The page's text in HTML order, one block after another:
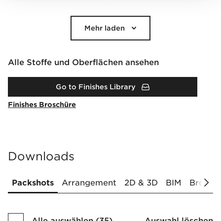
Mehr laden
Alle Stoffe und Oberflächen ansehen
Go to Finishes Library
Finishes Broschüre
Downloads
Packshots Arrangement 2D & 3D BIM